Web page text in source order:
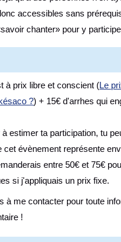
accessibles sans
chanter» pour y
à prix libre et conscient (Le
?) + 15€ d'arrhes qui
à estimer ta participation, tu
cet évènement représente
entre 50€ et 75€
si j'appliquais un prix fixe.
à me contacter pour toute
!